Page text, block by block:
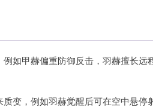
如甲赫偏重防御反击，羽赫擅长远
变，例如羽赫觉醒后可在空中悬停